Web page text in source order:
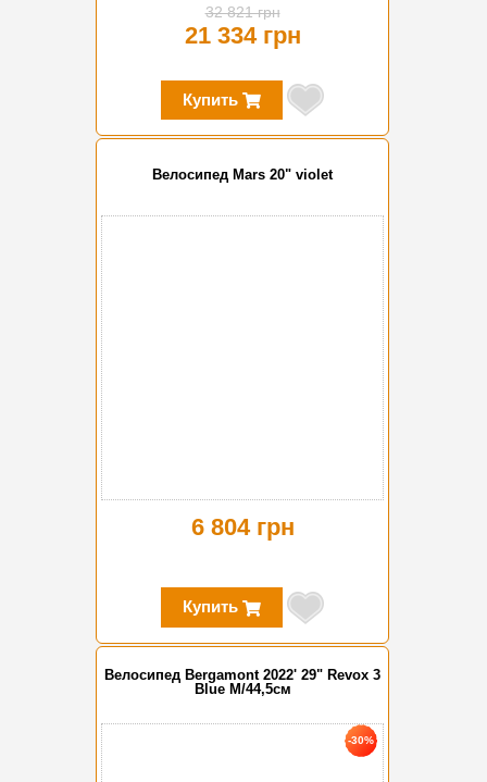
32 821 грн
21 334 грн
Купить
Велосипед Mars 20" violet
6 804 грн
Купить
Велосипед Bergamont 2022' 29" Revox 3
Blue M/44,5см
-30%